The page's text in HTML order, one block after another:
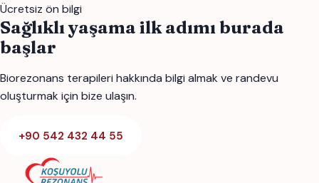
Ücretsiz ön bilgi
Sağlıklı yaşama ilk adımı burada
başlar
Biorezonans terapileri hakkında bilgi almak ve randevu
oluşturmak için bize ulaşın.
+90 542 432 44 55